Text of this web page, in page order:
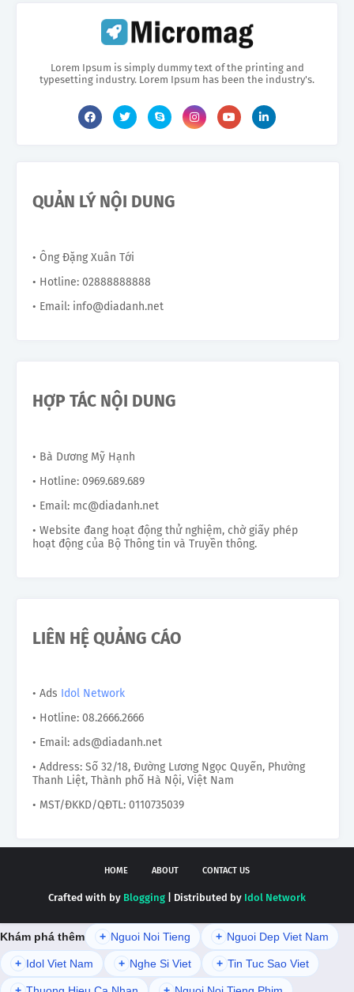
Lorem Ipsum is simply dummy text of the printing and
typesetting industry. Lorem Ipsum has been the industry's.
QUẢN LÝ NỘI DUNG
• Ông Đặng Xuân Tới
• Hotline: 02888888888
• Email: info@diadanh.net
HỢP TÁC NỘI DUNG
• Bà Dương Mỹ Hạnh
• Hotline: 0969.689.689
• Email: mc@diadanh.net
• Website đang hoạt động thử nghiệm, chờ giấy phép
hoạt động của Bộ Thông tin và Truyền thông.
LIÊN HỆ QUẢNG CÁO
• Ads Idol Network
• Hotline: 08.2666.2666
• Email: ads@diadanh.net
• Address: Số 32/18, Đường Lương Ngọc Quyến, Phường
Thanh Liệt, Thành phố Hà Nội, Việt Nam
• MST/ĐKKD/QĐTL: 0110735039
HOME ABOUT CONTACT US
Crafted with by Blogging | Distributed by Idol Network
Khám phá thêm + Nguoi Noi Tieng + Nguoi Dep Viet Nam
+ Idol Viet Nam + Nghe Si Viet + Tin Tuc Sao Viet